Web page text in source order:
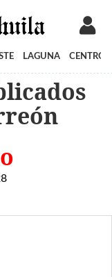
LAGUNA CENTRO